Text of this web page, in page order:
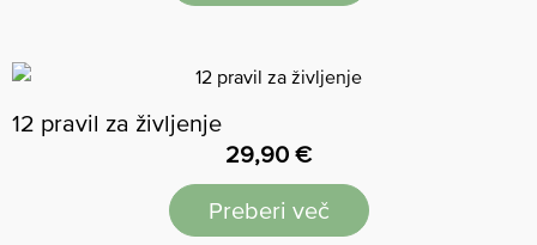
12 pravil za življenje
29,90 €
Preberi več